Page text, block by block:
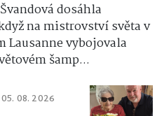
dosáhla
na mistrovství světa v
Lausanne vybojovala
šamp...
05. 08. 2026